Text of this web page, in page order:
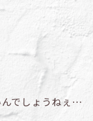
んでしょうねぇ…